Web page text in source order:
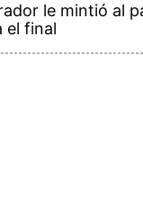
le mintió al
el final